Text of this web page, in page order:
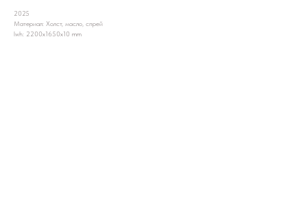
2025
Материал: Холст, масло, спрей
lwh: 2200x1650x10 mm